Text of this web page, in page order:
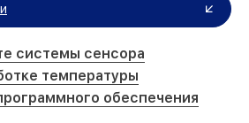
системы сенсора
температуры
обеспечения